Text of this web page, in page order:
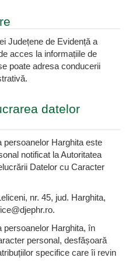
Județene de Evidență a
acces la informațiile de
poate adresa conducerii
datelor
persoanelor Harghita este
notificat la Autoritatea
Datelor cu Caracter
nr. 45, jud. Harghita,
persoanelor Harghita, în
personal, desfășoară
specifice care îi revin